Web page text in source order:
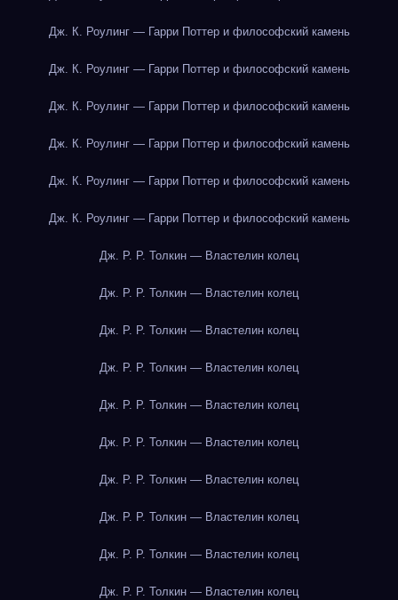
Дж. К. Роулинг — Гарри Поттер и философский камень
Дж. К. Роулинг — Гарри Поттер и философский камень
Дж. К. Роулинг — Гарри Поттер и философский камень
Дж. К. Роулинг — Гарри Поттер и философский камень
Дж. К. Роулинг — Гарри Поттер и философский камень
Дж. К. Роулинг — Гарри Поттер и философский камень
Дж. Р. Р. Толкин — Властелин колец
Дж. Р. Р. Толкин — Властелин колец
Дж. Р. Р. Толкин — Властелин колец
Дж. Р. Р. Толкин — Властелин колец
Дж. Р. Р. Толкин — Властелин колец
Дж. Р. Р. Толкин — Властелин колец
Дж. Р. Р. Толкин — Властелин колец
Дж. Р. Р. Толкин — Властелин колец
Дж. Р. Р. Толкин — Властелин колец
Дж. Р. Р. Толкин — Властелин колец